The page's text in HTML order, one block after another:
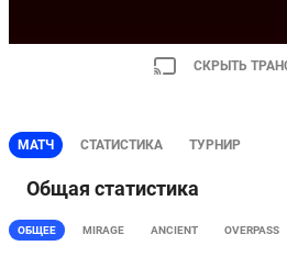
СКРЫТЬ
МАТЧ СТАТИСТИКА ТУРНИР
Общая статистика
ОБЩЕЕ MIRAGE ANCIENT OVERPASS